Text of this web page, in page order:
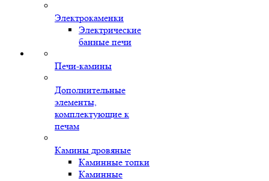
Электрокаменки
Электрические
банные печи
Печи-камины
Дополнительные
элементы,
комплектующие к
печам
Камины дровяные
Каминные топки
Каминные